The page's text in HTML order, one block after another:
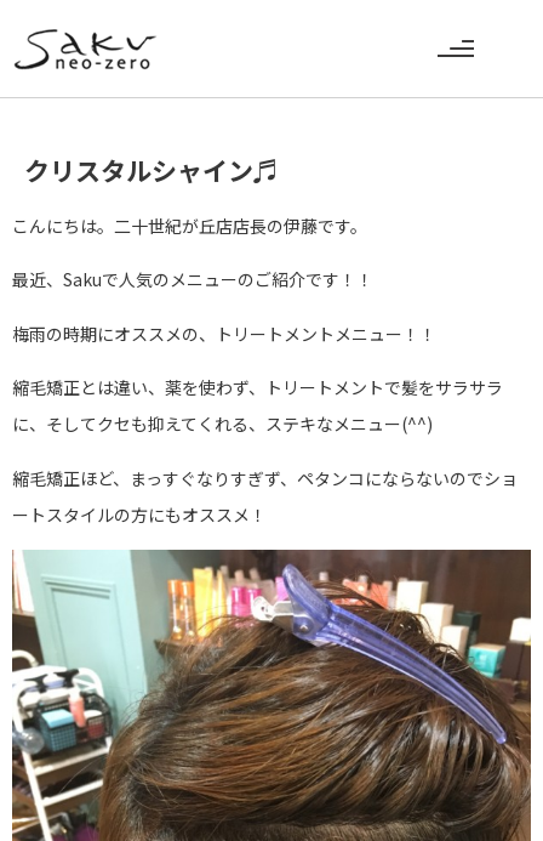
クリスタルシャイン♬
こんにちは。二十世紀が丘店店長の伊藤です。
最近、Sakuで人気のメニューのご紹介です！！
梅雨の時期にオススメの、トリートメントメニュー！！
縮毛矯正とは違い、薬を使わず、トリートメントで髪をサラサラ
に、そしてクセも抑えてくれる、ステキなメニュー(^^)
縮毛矯正ほど、まっすぐなりすぎず、ペタンコにならないのでショ
ートスタイルの方にもオススメ！